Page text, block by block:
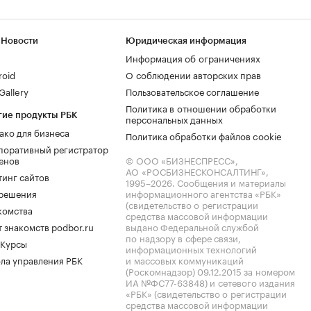
продукты РБК
для бизнеса
регистратор
сайтов
знакомств podbor.ru
управления РБК
Юридическая информация
Информация об ограничениях
О соблюдении авторских прав
Пользовательское соглашение
Политика в отношении обработки
персональных данных
Политика обработки файлов cookie
© ООО «БИЗНЕСПРЕСС»,
АО «РОСБИЗНЕСКОНСАЛТИНГ»,
1995–2026. Сообщения и материалы
информационного агентства «РБК»
(свидетельство о регистрации
средства массовой информации
выдано Федеральной службой
по надзору в сфере связи,
информационных технологий
и массовых коммуникаций
(Роскомнадзор) 09.12.2015 за номером
ИА №ФС77-63848) и сетевого издания
«РБК» (свидетельство о регистрации
средства массовой информации